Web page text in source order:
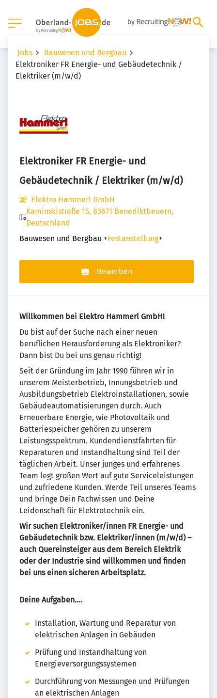
Jobs
Bauwesen und Bergbau
Elektroniker FR Energie- und Gebäudetechnik /
Elektriker (m/w/d)
Elektroniker FR Energie- und
Gebäudetechnik / Elektriker (m/w/d)
Elektro Hammerl GmbH
Kaminskistraße 15, 83671 Benediktbeuern,
Deutschland
Bauwesen und Bergbau +Festanstellung+
Bewerben
Willkommen bei Elektro Hammerl GmbH!
Du bist auf der Suche nach einer neuen
beruflichen Herausforderung als Elektroniker?
Dann bist Du bei uns genau richtig!
Seit der Gründung im Jahr 1990 führen wir in
unserem Meisterbetrieb, Innungsbetrieb und
Ausbildungsbetrieb Elektroinstallationen, sowie
Gebäudeautomatisierungen durch. Auch
Erneuerbare Energie, wie Photovoltaik und
Batteriespeicher gehören zu unserem
Leistungsspektrum. Kundendienstfahrten für
Reparaturen und Instandhaltung sind Teil der
täglichen Arbeit. Unser junges und erfahrenes
Team legt großen Wert auf gute Serviceleistungen
und zufriedene Kunden. Werde Teil unseres Teams
und bringe Dein Fachwissen und Deine
Leidenschaft für Elektrotechnik ein.
Wir suchen Elektroniker/innen FR Energie- und
Gebäudetechnik bzw. Elektriker/innen (m/w/d) –
auch Quereinsteiger aus dem Bereich Elektrik
oder der Industrie sind willkommen und finden
bei uns einen sicheren Arbeitsplatz.
Deine Aufgaben....
Installation, Wartung und Reparatur von
elektrischen Anlagen in Gebäuden
Prüfung und Instandhaltung von
Energieversorgungssystemen
Durchführung von Messungen und Prüfungen
an elektrischen Anlagen